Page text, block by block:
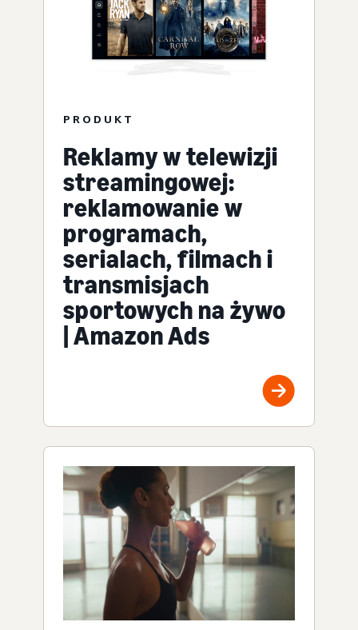
PRODUKT
Reklamy w telewizji
streamingowej:
reklamowanie w
programach,
serialach, filmach i
transmisjach
sportowych na żywo
| Amazon Ads